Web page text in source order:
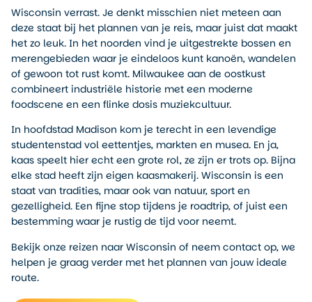
Wisconsin verrast. Je denkt misschien niet meteen aan
deze staat bij het plannen van je reis, maar juist dat maakt
het zo leuk. In het noorden vind je uitgestrekte bossen en
merengebieden waar je eindeloos kunt kanoën, wandelen
of gewoon tot rust komt. Milwaukee aan de oostkust
combineert industriële historie met een moderne
foodscene en een flinke dosis muziekcultuur.
In hoofdstad Madison kom je terecht in een levendige
studentenstad vol eettentjes, markten en musea. En ja,
kaas speelt hier echt een grote rol, ze zijn er trots op. Bijna
elke stad heeft zijn eigen kaasmakerij. Wisconsin is een
staat van tradities, maar ook van natuur, sport en
gezelligheid. Een fijne stop tijdens je roadtrip, of juist een
bestemming waar je rustig de tijd voor neemt.
Bekijk onze reizen naar Wisconsin of neem contact op, we
helpen je graag verder met het plannen van jouw ideale
route.